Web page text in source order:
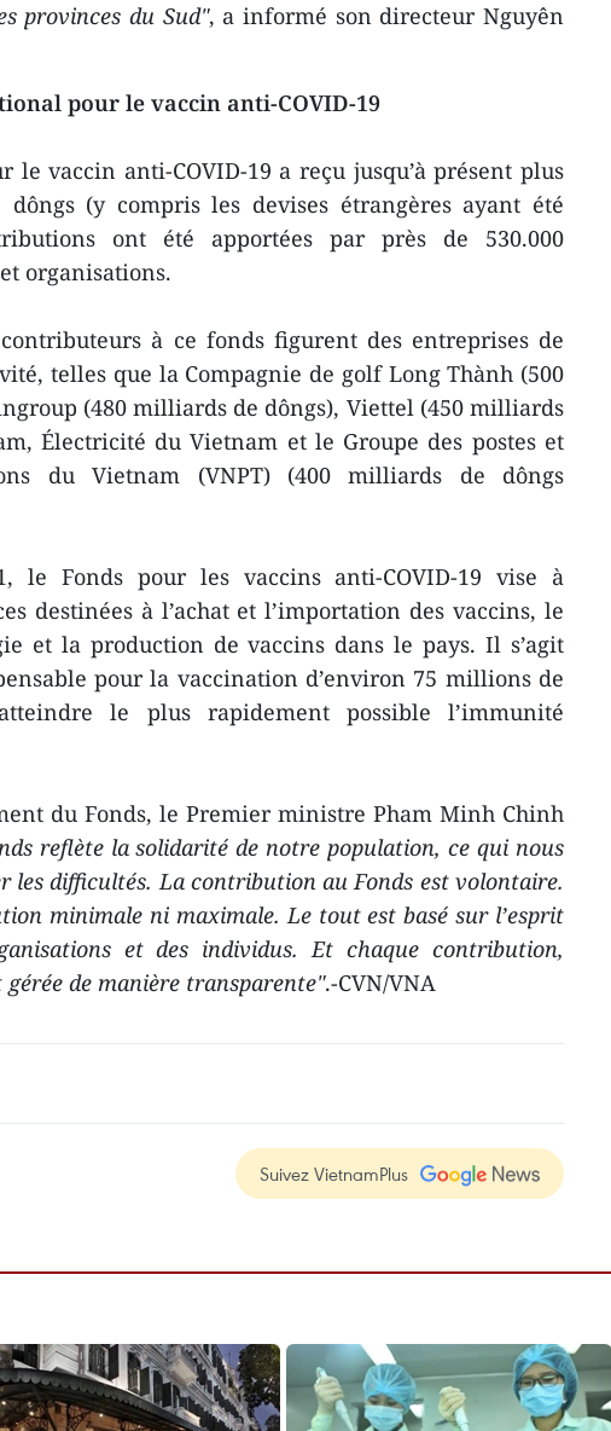
provinces du Sud", a informé son directeur Nguyên
pour le vaccin anti-COVID-19
le vaccin anti-COVID-19 a reçu jusqu’à présent plus
(y compris les devises étrangères ayant été
ont été apportées par près de 530.000
organisations.
à ce fonds figurent des entreprises de
telles que la Compagnie de golf Long Thành (500
(480 milliards de dôngs), Viettel (450 milliards
Électricité du Vietnam et le Groupe des postes et
du Vietnam (VNPT) (400 milliards de dôngs
le Fonds pour les vaccins anti-COVID-19 vise à
destinées à l’achat et l’importation des vaccins, le
et la production de vaccins dans le pays. Il s’agit
pour la vaccination d’environ 75 millions de
le plus rapidement possible l’immunité
du Fonds, le Premier ministre Pham Minh Chinh
reflète la solidarité de notre population, ce qui nous
les difficultés. La contribution au Fonds est volontaire.
minimale ni maximale. Le tout est basé sur l’esprit
et des individus. Et chaque contribution,
de manière transparente".-CVN/VNA
Suivez VietnamPlus